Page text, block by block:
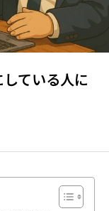
している人に